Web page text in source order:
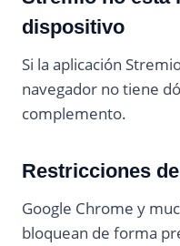
dispositivo
Si la aplicación
navegador no tiene
complemento.
Restricciones
Google Chrome y
bloquean de forma